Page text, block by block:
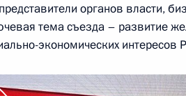
РЖД Олегом Белозёровым
13:30
органов власти,
тема съезда – развитие
экономических интересов